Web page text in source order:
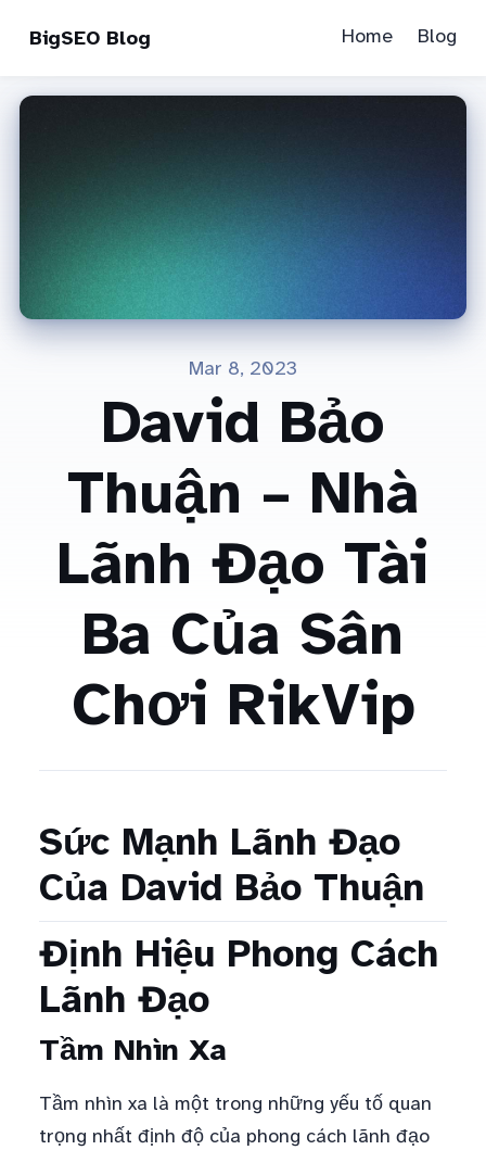
BigSEO Blog Home Blog
Mar 8, 2023
David Bảo
Thuận – Nhà
Lãnh Đạo Tài
Ba Của Sân
Chơi RikVip
Sức Mạnh Lãnh Đạo
Của David Bảo Thuận
Định Hiệu Phong Cách
Lãnh Đạo
Tầm Nhìn Xa
Tầm nhìn xa là một trong những yếu tố quan
trọng nhất định độ của phong cách lãnh đạo